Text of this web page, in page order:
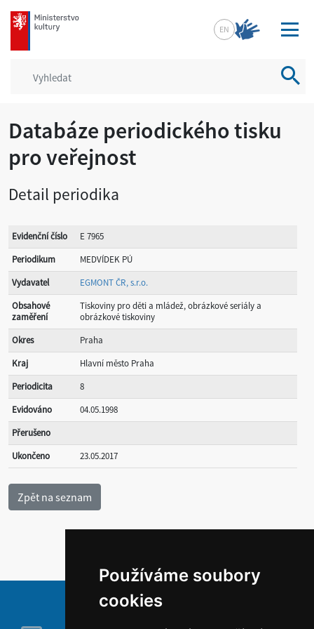
Používáme soubory
cookies
mkcr.cz
EN
Databáze periodického tisku
pro veřejnost
Detail periodika
Evidenční číslo
E 7965
Periodikum
MEDVÍDEK PÚ
Vydavatel
EGMONT ČR, s.r.o.
Obsahové
zaměření
Tiskoviny pro děti a mládež, obrázkové seriály a
obrázkové tiskoviny
Okres
Praha
Kraj
Hlavní město Praha
Periodicita
8
Evidováno
04.05.1998
Přerušeno
Ukončeno
23.05.2017